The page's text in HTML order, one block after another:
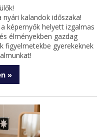
kalandok időszaka!
képernyők helyett izgalmas
élményekben gazdag
figyelmetekbe gyerekeknek
»